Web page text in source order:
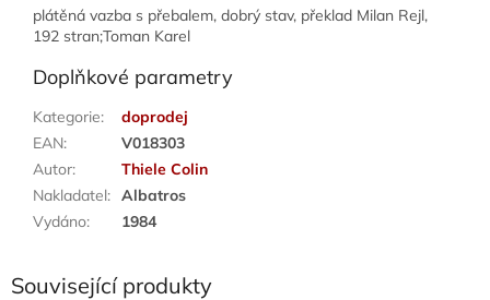
plátěná vazba s přebalem, dobrý stav, překlad Milan Rejl,
192 stran;Toman Karel
Doplňkové parametry
Kategorie:
doprodej
EAN:
V018303
Autor:
Thiele Colin
Nakladatel: Albatros
Vydáno: 1984
Související produkty